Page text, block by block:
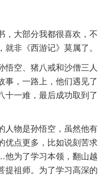
，大部分我都很喜欢，不
非《西游记》莫属了。
悟空、猪八戒和沙僧三人
事，一路上，他们遇见了
十一难，最后成功取到了
人物是孙悟空，虽然他有
优点更多，比如说刻苦求
为了学习本领，翻山越
提祖师。为了学习高深的